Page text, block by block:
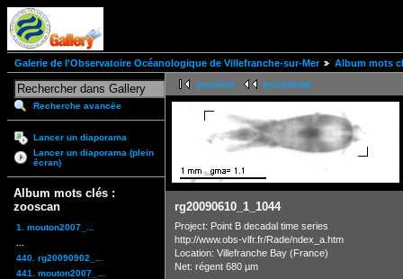
Galerie de l'Observatoire Océanologique de Villefranche-sur-Mer Album mots
Recherche avancée
Lancer un diaporama
Lancer un diaporama (plein
écran)
Album mots clés :
zooscan
1. mouton2007_...
440. rg20090902_...
441. mouton2007_...
première précédente
rg20090610_1_1044
Project: Point B decadal time series
http://www.obs-vlfr.fr/Rade/ndex_a.htm
Location: Villefranche Bay (France)
Net: régent 680 µm